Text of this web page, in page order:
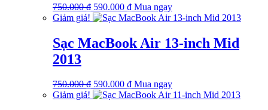
750.000₫ Giá
gốc
750.000 ₫.
590.000 ₫Giá
hiện
là:
590.000 ₫.
Mua ngay
Giảm giá!
Sạc MacBook Air 13-inch Mid
2013
750.000₫ Giá
gốc
590.000 ₫Giá
hiện
Mua ngay
Giảm giá!